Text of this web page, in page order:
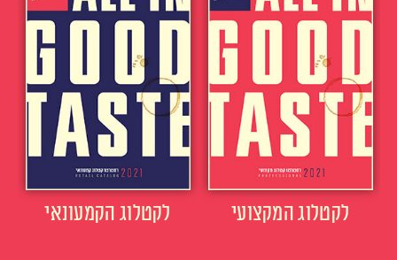
לקטלוג הקמעונאי לקטלוג המקצועי